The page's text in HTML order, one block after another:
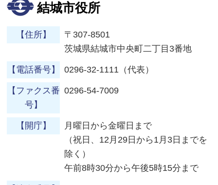
結城市役所
【住所】
〒307-8501
茨城県結城市中央町二丁目3番地
【電話番号】 0296-32-1111（代表）
【ファクス番
号】
0296-54-7009
【開庁】
月曜日から金曜日まで
（祝日、12月29日から1月3日までを
除く）
午前8時30分から午後5時15分まで